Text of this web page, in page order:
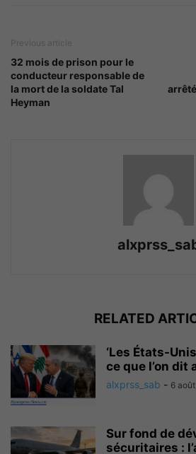
Previous article
32 mois de prison pour le
conducteur responsable de
la mort de la soldate Tal
Heyman
RELATED
‘Les États-
ce que l’on dit
alxprss_sab - 6
Sur fond de
sécuritaires :